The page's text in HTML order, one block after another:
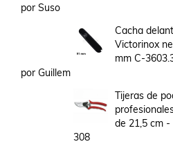
por Suso
Cacha
Victorinox
mm C-
por Guillem
Tijeras de
de 21,5 cm -
308